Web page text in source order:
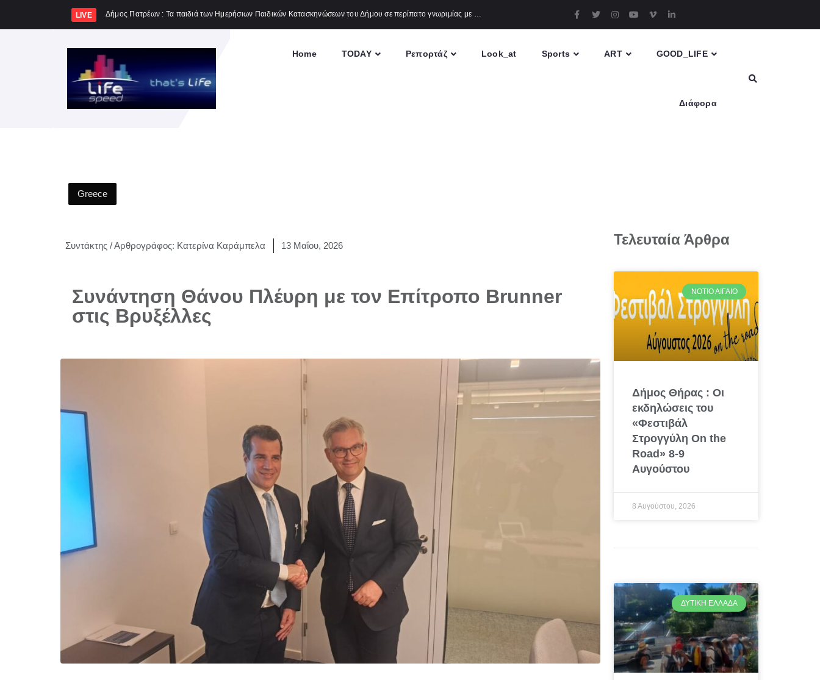
LIVE Δήμος Πατρέων : Τα παιδιά των Ημερήσιων Παιδικών Κατασκηνώσεων του Δήμου σε περίπατο γνωριμίας με τις σκάλες και τα σιντριβάνια της πόλης
Home TODAY Ρεπορτάζ Look_at Sports ART GOOD_LIFE
Διάφορα
Greece
Συντάκτης / Αρθρογράφος: Κατερίνα Καράμπελα 13 Μαΐου, 2026
Συνάντηση Θάνου Πλέυρη με τον Επίτροπο Brunner
στις Βρυξέλλες
Τελευταία Άρθρα
ΝΌΤΙΟ ΑΙΓΑΊΟ
Δήμος Θήρας : Οι
εκδηλώσεις του
«Φεστιβάλ
Στρογγύλη On the
Road» 8-9
Αυγούστου
8 Αυγούστου, 2026
ΔΥΤΙΚΉ ΕΛΛΆΔΑ